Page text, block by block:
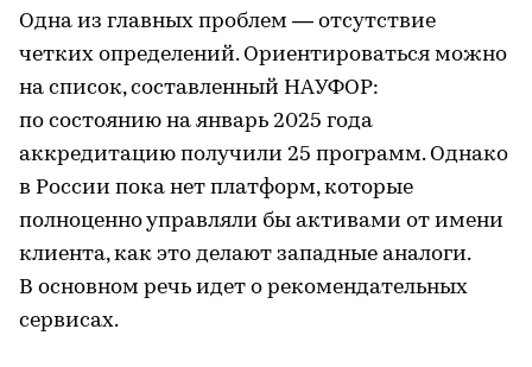
Одна из главных проблем — отсутствие
четких определений. Ориентироваться можно
на список, составленный НАУФОР:
по состоянию на январь 2025 года
аккредитацию получили 25 программ. Однако
в России пока нет платформ, которые
полноценно управляли бы активами от имени
клиента, как это делают западные аналоги.
В основном речь идет о рекомендательных
сервисах.